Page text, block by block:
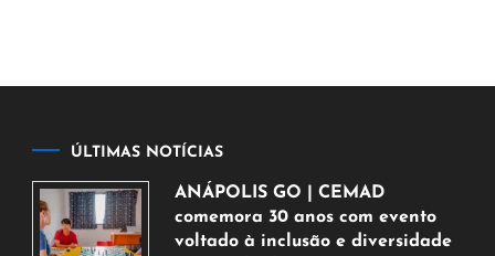
ÚLTIMAS NOTÍCIAS
ANÁPOLIS GO | CEMAD
comemora 30 anos com evento
voltado à inclusão e diversidade